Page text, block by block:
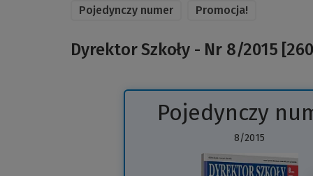
Pojedynczy numer Promocja!
Dyrektor Szkoły - Nr 8/2015
Pojedynczy
8/2015